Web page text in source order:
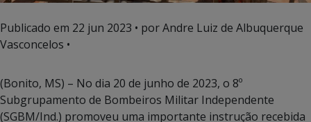
Publicado em 22 jun 2023 • por Andre Luiz de Albuquerque
Vasconcelos •
(Bonito, MS) – No dia 20 de junho de 2023, o 8º
Subgrupamento de Bombeiros Militar Independente
(SGBM/Ind.) promoveu uma importante instrução recebida